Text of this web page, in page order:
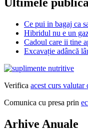
Ce pui in bagaj ca
Hibridul nu e un
Cadoul care ii tine
Excavație adâncă
Verifica acest curs valutar
Comunica cu presa prin
Arhive Anuale